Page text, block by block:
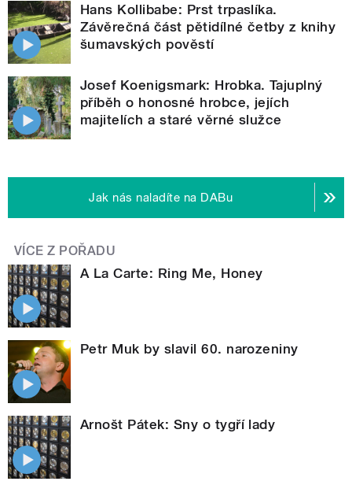
Hans Kollibabe: Prst trpaslíka.
Závěrečná část pětidílné četby z knihy
šumavských pověstí
Josef Koenigsmark: Hrobka. Tajuplný
příběh o honosné hrobce, jejích
majitelích a staré věrné služce
Jak nás naladíte na DABu
VÍCE Z POŘADU
A La Carte: Ring Me, Honey
Petr Muk by slavil 60. narozeniny
Arnošt Pátek: Sny o tygří lady